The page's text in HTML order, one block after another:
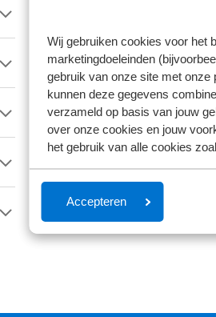
Wij gebruiken cookies voor het
marketingdoeleinden
gebruik van onze site met
kunnen deze gegevens
verzameld op basis van jouw
over onze cookies en jouw
het gebruik van alle cookies
Accepteren